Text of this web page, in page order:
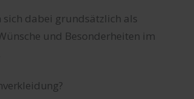
dabei grundsätzlich als
und Besonderheiten im